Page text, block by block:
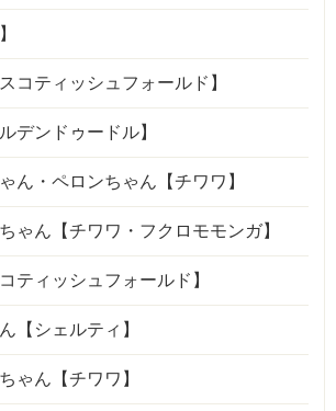
コティッシュフォールド】
デンドゥードル】
ん・ペロンちゃん【チワワ】
ゃん【チワワ・フクロモモンガ】
ティッシュフォールド】
【シェルティ】
ゃん【チワワ】